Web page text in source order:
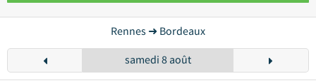
Rennes ➜ Bordeaux
samedi 8 août